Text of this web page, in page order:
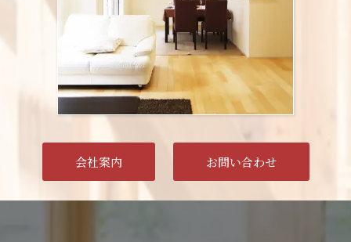
会社案内 お問い合わせ